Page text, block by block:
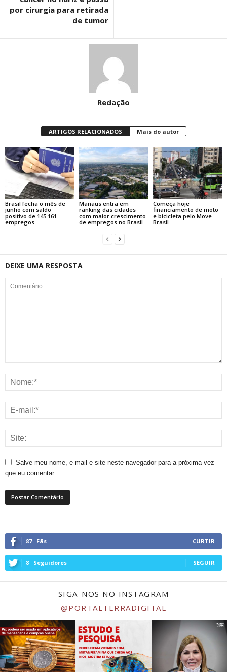
por cirurgia para retirada
de tumor
Redação
ARTIGOS RELACIONADOS Mais do autor
Brasil fecha o mês de
junho com saldo
positivo de 145.161
empregos
Manaus entra em
ranking das cidades
com maior crescimento
de empregos no Brasil
Começa hoje
financiamento de moto
e bicicleta pelo Move
Brasil
DEIXE UMA RESPOSTA
Salve meu nome, e-mail e site neste navegador para a próxima vez
que eu comentar.
87 Fãs CURTIR
8 Seguidores SEGUIR
SIGA-NOS NO INSTAGRAM
@PORTALTERRADIGITAL